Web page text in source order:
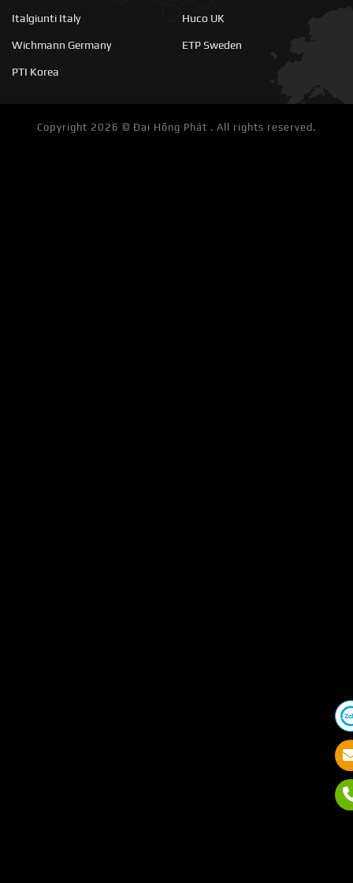
Italgiunti Italy
Wichmann Germany
PTI Korea
Huco UK
ETP Sweden
Copyright 2026 © Đại Hồng Phát . All rights reserved.